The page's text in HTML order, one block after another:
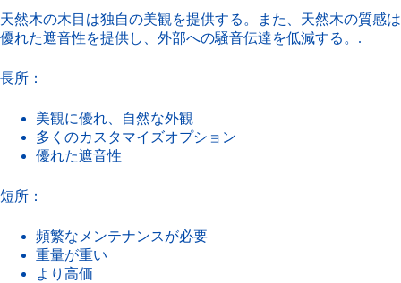
天然木の木目は独自の美観を提供する。また、天然木の質感は
優れた遮音性を提供し、外部への騒音伝達を低減する。.
長所：
美観に優れ、自然な外観
多くのカスタマイズオプション
優れた遮音性
短所：
頻繁なメンテナンスが必要
重量が重い
より高価